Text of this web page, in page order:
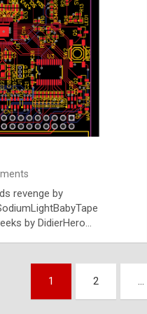
revenge by
by DidierHero…
1 2 …